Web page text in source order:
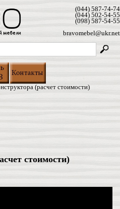
(044) 587-74-74
(044) 502-54-55
(098) 587-54-55
bravomebel@ukr.net
(расчет стоимости)
стоимости)